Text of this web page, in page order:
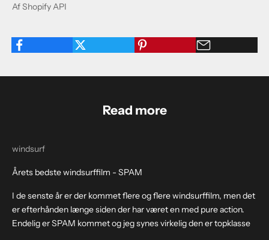
Af Shopify API
Read more
windsurf
Årets bedste windsurffilm - SPAM
I de senste år er der kommet flere og flere windsurffilm, men det
er efterhånden længe siden der har været en med pure action.
Endelig er SPAM kommet og jeg synes virkelig den er topklasse